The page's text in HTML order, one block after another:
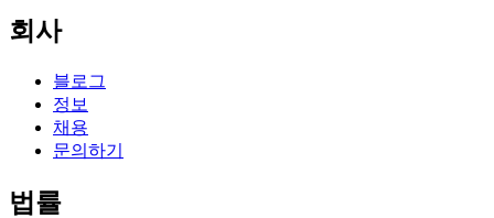
회사
블로그
정보
채용
문의하기
법률